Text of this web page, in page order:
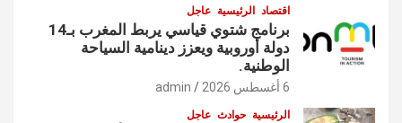
اقتصاد الرئيسية عاجل
برنامج شتوي قياسي يربط المغرب بـ14
دولة أوروبية ويعزز دينامية السياحة
الوطنية.
6 أغسطس 2026 admin
الرئيسية حوادث عاجل